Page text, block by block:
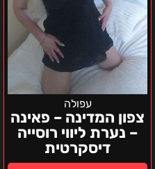
עפולה
צפון המדינה – פאינה
– נערת ליווי רוסייה
דיסקרטית